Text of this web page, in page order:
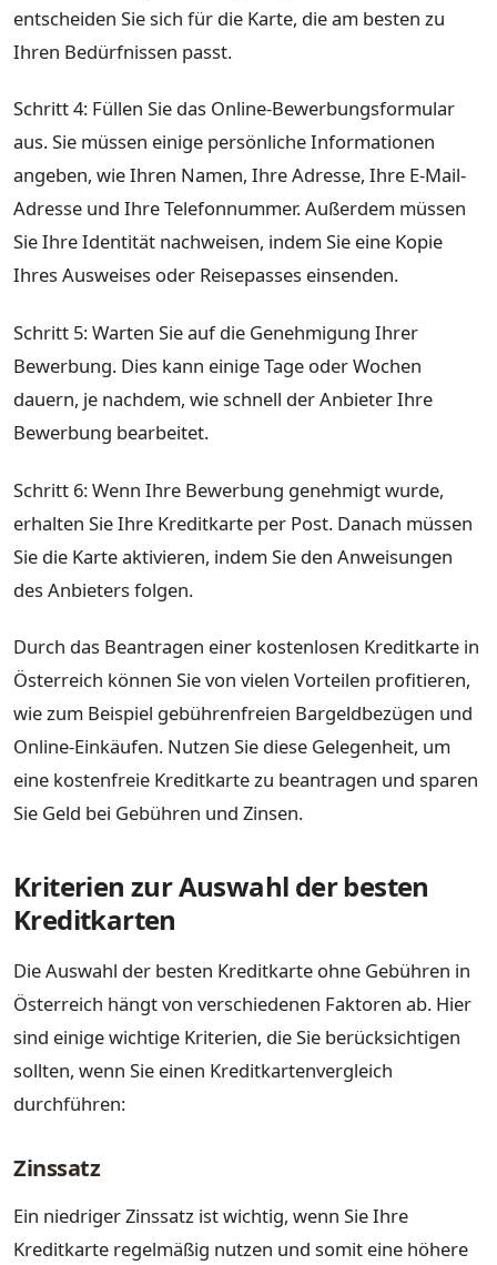
entscheiden Sie sich für die Karte, die am besten zu
Ihren Bedürfnissen passt.
Schritt 4: Füllen Sie das Online-Bewerbungsformular
aus. Sie müssen einige persönliche Informationen
angeben, wie Ihren Namen, Ihre Adresse, Ihre E-Mail-
Adresse und Ihre Telefonnummer. Außerdem müssen
Sie Ihre Identität nachweisen, indem Sie eine Kopie
Ihres Ausweises oder Reisepasses einsenden.
Schritt 5: Warten Sie auf die Genehmigung Ihrer
Bewerbung. Dies kann einige Tage oder Wochen
dauern, je nachdem, wie schnell der Anbieter Ihre
Bewerbung bearbeitet.
Schritt 6: Wenn Ihre Bewerbung genehmigt wurde,
erhalten Sie Ihre Kreditkarte per Post. Danach müssen
Sie die Karte aktivieren, indem Sie den Anweisungen
des Anbieters folgen.
Durch das Beantragen einer kostenlosen Kreditkarte in
Österreich können Sie von vielen Vorteilen profitieren,
wie zum Beispiel gebührenfreien Bargeldbezügen und
Online-Einkäufen. Nutzen Sie diese Gelegenheit, um
eine kostenfreie Kreditkarte zu beantragen und sparen
Sie Geld bei Gebühren und Zinsen.
Kriterien zur Auswahl der besten
Kreditkarten
Die Auswahl der besten Kreditkarte ohne Gebühren in
Österreich hängt von verschiedenen Faktoren ab. Hier
sind einige wichtige Kriterien, die Sie berücksichtigen
sollten, wenn Sie einen Kreditkartenvergleich
durchführen:
Zinssatz
Ein niedriger Zinssatz ist wichtig, wenn Sie Ihre
Kreditkarte regelmäßig nutzen und somit eine höhere